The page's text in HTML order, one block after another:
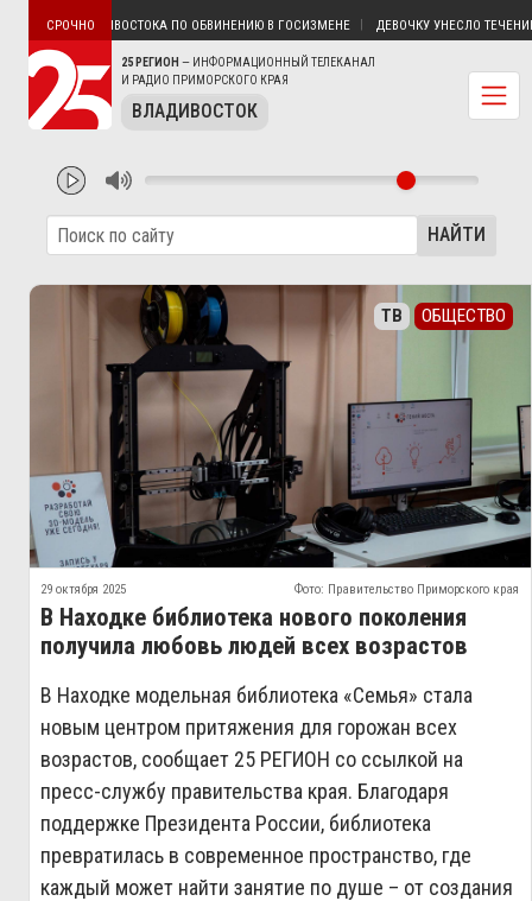
25 РЕГИОН — ИНФОРМАЦИОННЫЙ ТЕЛЕКАНАЛ
И РАДИО ПРИМОРСКОГО КРАЯ
ВЛАДИВОСТОК
СРОЧНО
И ВЛАДИВОСТОКА ПО ОБВИНЕНИЮ В ГОСИЗМЕНЕ ДЕВОЧКУ УНЕСЛО ТЕЧЕНИЕМ
НАЙТИ
ТВ ОБЩЕСТВО
29 октября 2025 Фото: Правительство Приморского края
В Находке библиотека нового поколения
получила любовь людей всех возрастов
В Находке модельная библиотека «Семья» стала
новым центром притяжения для горожан всех
возрастов, сообщает 25 РЕГИОН со ссылкой на
пресс-службу правительства края. Благодаря
поддержке Президента России, библиотека
превратилась в современное пространство, где
каждый может найти занятие по душе – от создания